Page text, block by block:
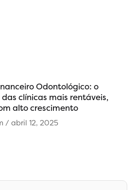
Odontológico: o
clínicas mais rentáveis,
alto crescimento
abril 12, 2025